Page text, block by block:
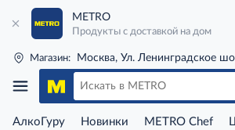
METRO
Продукты с доставкой на дом
Магазин: Москва, Ул. Ленинградское
АлкоГуру Новинки METRO Chef